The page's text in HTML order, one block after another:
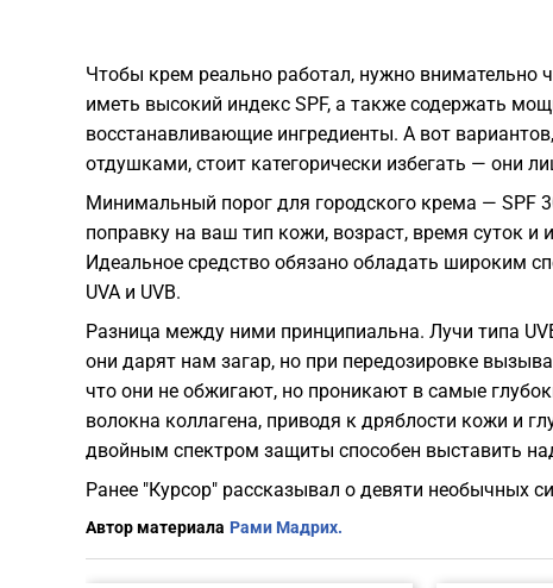
Чтобы крем реально работал, нужно внимательно
иметь высокий индекс SPF, а также содержать
восстанавливающие ингредиенты. А вот
отдушками, стоит категорически избегать — они
Минимальный порог для городского крема — SPF
поправку на ваш тип кожи, возраст, время суток и
Идеальное средство обязано обладать широким
UVA и UVB.
Разница между ними принципиальна. Лучи типа
они дарят нам загар, но при передозировке
что они не обжигают, но проникают в самые
волокна коллагена, приводя к дряблости кожи и
двойным спектром защиты способен выставить
Ранее "Курсор" рассказывал о девяти необычных
Автор материала Рами Мадрих.